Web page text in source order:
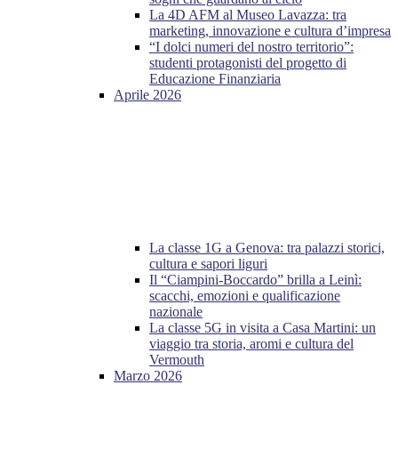
La 4D AFM al Museo Lavazza: tra
marketing, innovazione e cultura d’impresa
“I dolci numeri del nostro territorio”:
studenti protagonisti del progetto di
Educazione Finanziaria
Aprile 2026
La classe 1G a Genova: tra palazzi storici,
cultura e sapori liguri
Il “Ciampini-Boccardo” brilla a Leinì:
scacchi, emozioni e qualificazione
nazionale
La classe 5G in visita a Casa Martini: un
viaggio tra storia, aromi e cultura del
Vermouth
Marzo 2026